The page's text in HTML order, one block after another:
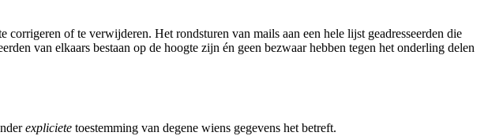
of te verwijderen. Het rondsturen van mails aan een hele lijst geadresseerden die
van elkaars bestaan op de hoogte zijn én geen bezwaar hebben tegen het onderling delen
expliciete toestemming van degene wiens gegevens het betreft.